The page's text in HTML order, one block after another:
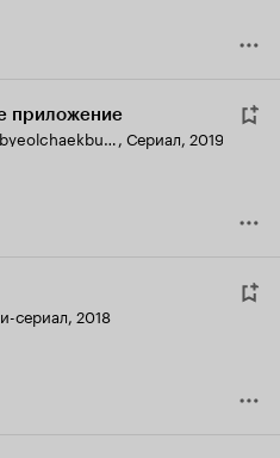
приложение
Romaenseuneun byeolchaekburok, Сериал, 2019
сериал, 2018